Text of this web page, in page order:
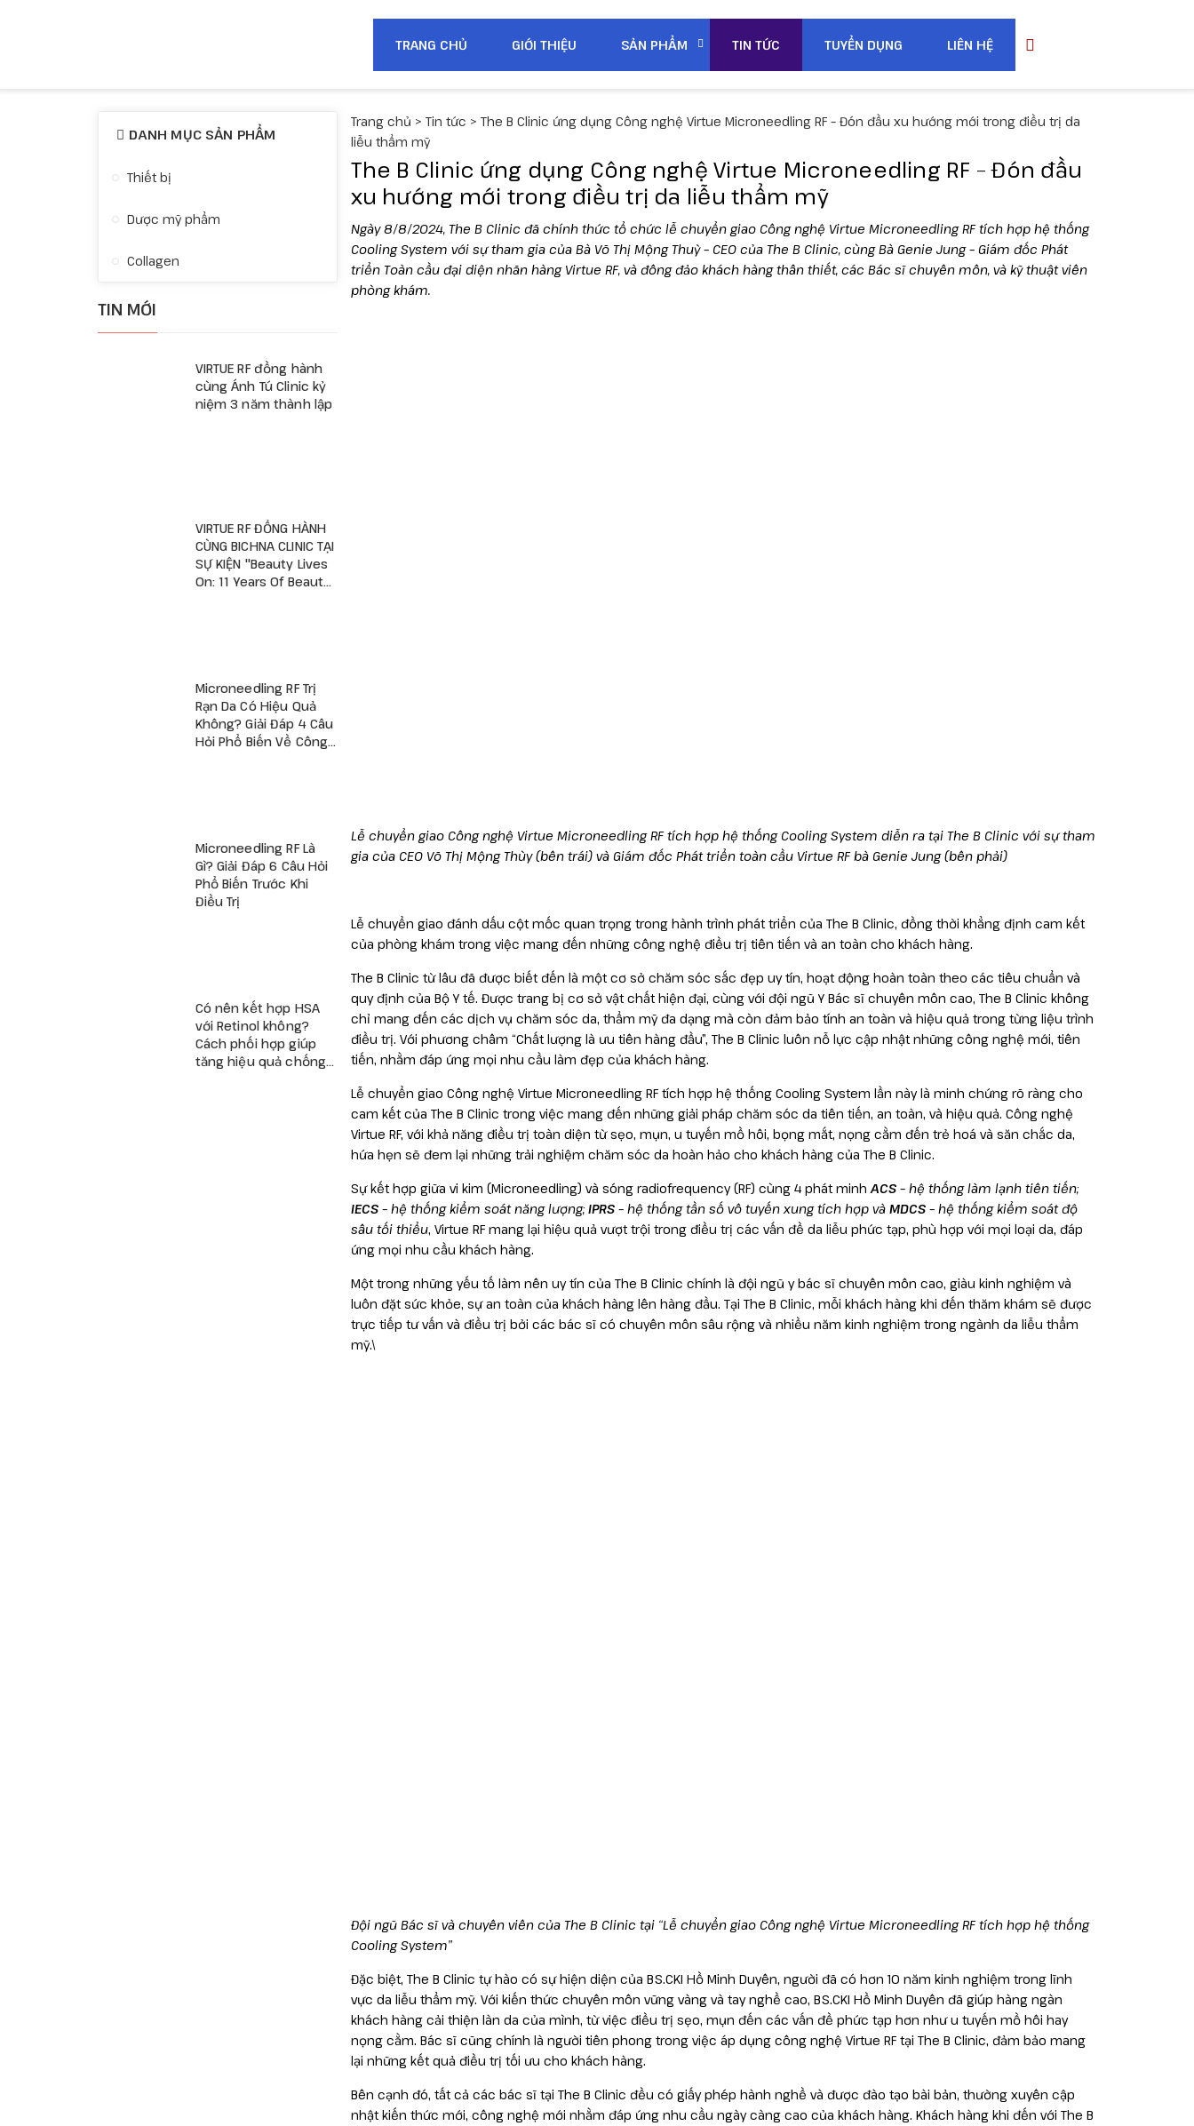
TRANG CHỦ GIỚI THIỆU SẢN PHẨM TIN TỨC TUYỂN DỤNG LIÊN HỆ
Trang chủ > Tin tức > The B Clinic ứng dụng Công nghệ Virtue Microneedling RF – Đón đầu xu hướng mới trong điều trị da
liễu thẩm mỹ
The B Clinic ứng dụng Công nghệ Virtue Microneedling RF – Đón đầu
xu hướng mới trong điều trị da liễu thẩm mỹ
Ngày 8/8/2024, The B Clinic đã chính thức tổ chức lễ chuyển giao Công nghệ Virtue Microneedling RF tích hợp hệ thống
Cooling System với sự tham gia của Bà Võ Thị Mộng Thuỳ – CEO của The B Clinic, cùng Bà Genie Jung – Giám đốc Phát
triển Toàn cầu đại diện nhãn hàng Virtue RF, và đông đảo khách hàng thân thiết, các Bác sĩ chuyên môn, và kỹ thuật viên
phòng khám.
Lễ chuyển giao Công nghệ Virtue Microneedling RF tích hợp hệ thống Cooling System diễn ra tại The B Clinic với sự tham
gia của CEO Võ Thị Mộng Thùy (bên trái) và Giám đốc Phát triển toàn cầu Virtue RF bà Genie Jung (bên phải)
Lễ chuyển giao đánh dấu cột mốc quan trọng trong hành trình phát triển của The B Clinic, đồng thời khẳng định cam kết
của phòng khám trong việc mang đến những công nghệ điều trị tiên tiến và an toàn cho khách hàng.
The B Clinic từ lâu đã được biết đến là một cơ sở chăm sóc sắc đẹp uy tín, hoạt động hoàn toàn theo các tiêu chuẩn và
quy định của Bộ Y tế. Được trang bị cơ sở vật chất hiện đại, cùng với đội ngũ Y Bác sĩ chuyên môn cao, The B Clinic không
chỉ mang đến các dịch vụ chăm sóc da, thẩm mỹ đa dạng mà còn đảm bảo tính an toàn và hiệu quả trong từng liệu trình
điều trị. Với phương châm “Chất lượng là ưu tiên hàng đầu”, The B Clinic luôn nỗ lực cập nhật những công nghệ mới, tiên
tiến, nhằm đáp ứng mọi nhu cầu làm đẹp của khách hàng.
Lễ chuyển giao Công nghệ Virtue Microneedling RF tích hợp hệ thống Cooling System lần này là minh chứng rõ ràng cho
cam kết của The B Clinic trong việc mang đến những giải pháp chăm sóc da tiên tiến, an toàn, và hiệu quả. Công nghệ
Virtue RF, với khả năng điều trị toàn diện từ sẹo, mụn, u tuyến mồ hôi, bọng mắt, nọng cằm đến trẻ hoá và săn chắc da,
hứa hẹn sẽ đem lại những trải nghiệm chăm sóc da hoàn hảo cho khách hàng của The B Clinic.
Sự kết hợp giữa vi kim (Microneedling) và sóng radiofrequency (RF) cùng 4 phát minhACS– hệ thống làm lạnh tiên tiến;
IECS – hệ thống kiểm soát năng lượng; IPRS – hệ thống tần số vô tuyến xung tích hợp và MDCS– hệ thống kiểm soát độ
sâu tối thiểu, Virtue RF mang lại hiệu quả vượt trội trong điều trị các vấn đề da liễu phức tạp, phù hợp với mọi loại da, đáp
ứng mọi nhu cầu khách hàng.
Một trong những yếu tố làm nên uy tín của The B Clinic chính là đội ngũ y bác sĩ chuyên môn cao, giàu kinh nghiệm và
luôn đặt sức khỏe, sự an toàn của khách hàng lên hàng đầu. Tại The B Clinic, mỗi khách hàng khi đến thăm khám sẽ được
trực tiếp tư vấn và điều trị bởi các bác sĩ có chuyên môn sâu rộng và nhiều năm kinh nghiệm trong ngành da liễu thẩm
mỹ.\
Đội ngũ Bác sĩ và chuyên viên của The B Clinic tại “Lễ chuyển giao Công nghệ Virtue Microneedling RF tích hợp hệ thống
Cooling System”
Đặc biệt, The B Clinic tự hào có sự hiện diện của BS.CKI Hồ Minh Duyên, người đã có hơn 10 năm kinh nghiệm trong lĩnh
vực da liễu thẩm mỹ. Với kiến thức chuyên môn vững vàng và tay nghề cao, BS.CKI Hồ Minh Duyên đã giúp hàng ngàn
khách hàng cải thiện làn da của mình, từ việc điều trị sẹo, mụn đến các vấn đề phức tạp hơn như u tuyến mồ hôi hay
nọng cằm. Bác sĩ cũng chính là người tiên phong trong việc áp dụng công nghệ Virtue RF tại The B Clinic, đảm bảo mang
lại những kết quả điều trị tối ưu cho khách hàng.
Bên cạnh đó, tất cả các bác sĩ tại The B Clinic đều có giấy phép hành nghề và được đào tạo bài bản, thường xuyên cập
nhật kiến thức mới, công nghệ mới nhằm đáp ứng nhu cầu ngày càng cao của khách hàng. Khách hàng khi đến với The B
DANH MỤC SẢN PHẨM
Thiết bị
Dược mỹ phẩm
Collagen
TIN MỚI
VIRTUE RF đồng hành
cùng Ánh Tú Clinic kỷ
niệm 3 năm thành lập
VIRTUE RF ĐỒNG HÀNH
CÙNG BICHNA CLINIC TẠI
SỰ KIỆN "Beauty Lives
On: 11 Years Of Beauty
Microneedling RF Trị
Rạn Da Có Hiệu Quả
Không? Giải Đáp 4 Câu
Hỏi Phổ Biến Về Công
Microneedling RF Là
Gì? Giải Đáp 6 Câu Hỏi
Phổ Biến Trước Khi
Điều Trị
Có nên kết hợp HSA
với Retinol không?
Cách phối hợp giúp
tăng hiệu quả chống